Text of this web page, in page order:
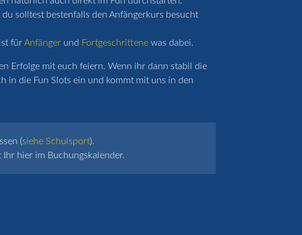
du solltest bestenfalls den Anfängerkurs besucht
fürAnfänger und Fortgeschrittene was dabei.
Erfolge mit euch feiern. Wenn ihr dann stabil die
in die Fun Slots ein und kommt mit uns in den
(siehe Schulsport).
hier im Buchungskalender.